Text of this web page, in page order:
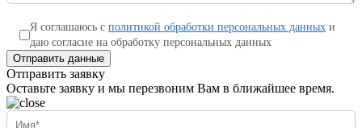
Я соглашаюсь с политикой обработки персональных данных и
даю согласие на обработку персональных данных
Отправить данные
Отправить заявку
Оставьте заявку и мы перезвоним Вам в ближайшее время.